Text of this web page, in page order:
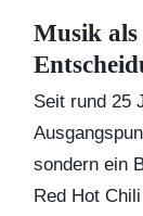
Musik
Seit rund 25
sondern ein
Red Hot